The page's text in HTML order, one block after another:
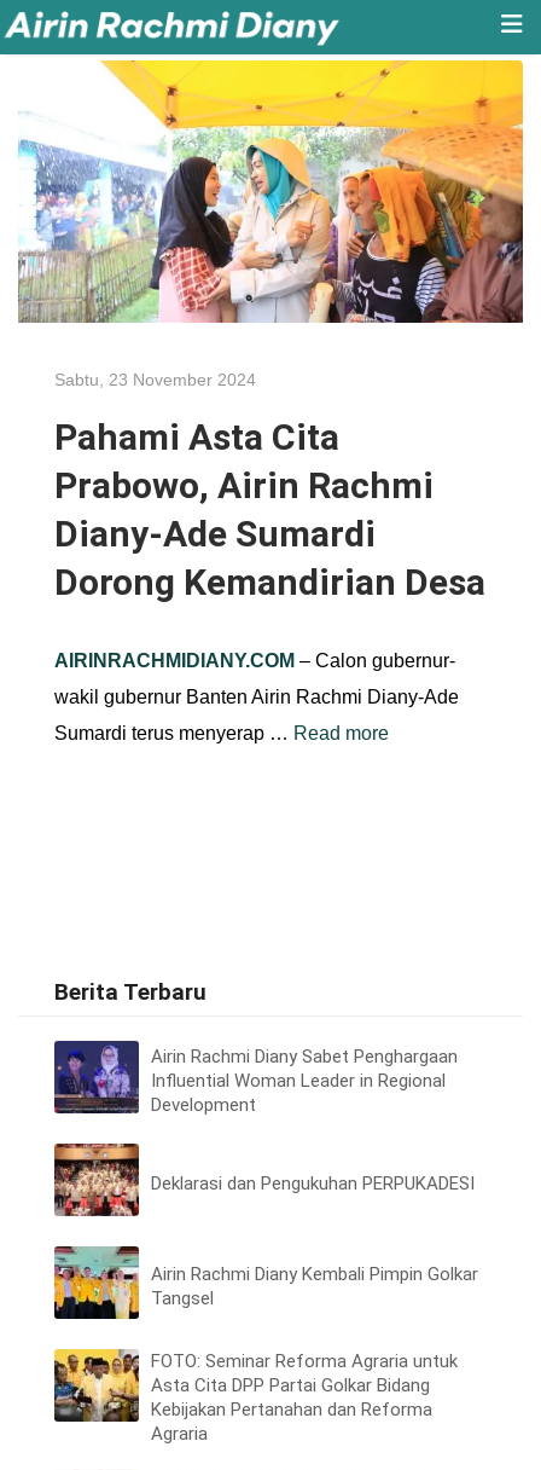
Sabtu, 23 November 2024
Pahami Asta Cita
Prabowo, Airin Rachmi
Diany-Ade Sumardi
Dorong Kemandirian Desa
AIRINRACHMIDIANY.COM – Calon gubernur-
wakil gubernur Banten Airin Rachmi Diany-Ade
Sumardi terus menyerap … Read more
Berita Terbaru
Airin Rachmi Diany Sabet Penghargaan
Influential Woman Leader in Regional
Development
Deklarasi dan Pengukuhan PERPUKADESI
Airin Rachmi Diany Kembali Pimpin Golkar
Tangsel
FOTO: Seminar Reforma Agraria untuk
Asta Cita DPP Partai Golkar Bidang
Kebijakan Pertanahan dan Reforma
Agraria